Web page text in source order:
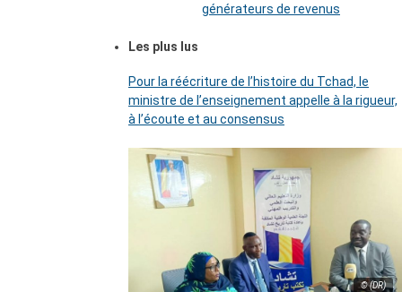
générateurs de revenus
Les plus lus
Pour la réécriture de l’histoire du Tchad, le
ministre de l’enseignement appelle à la rigueur,
à l’écoute et au consensus
© (DR)